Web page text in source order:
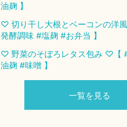
油麹 】
♡ 切り干し大根とベーコンの洋
発酵調味 #塩麹 #お弁当 】
♡ 野菜のそぼろレタス包み ♡【
油麹 #味噌 】
一覧を見る